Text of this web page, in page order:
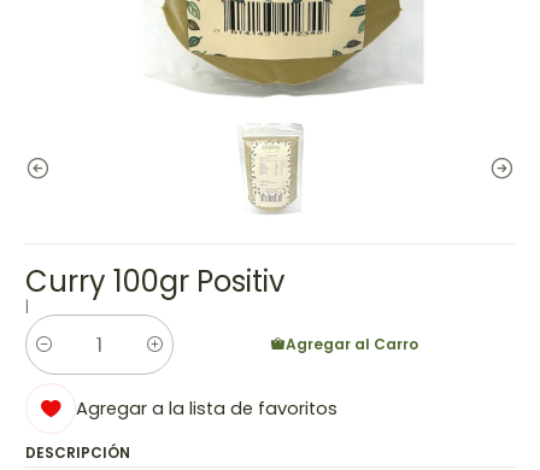
Curry 100gr Positiv
|
Cantidad
Agregar al Carro
Agregar a la lista de favoritos
DESCRIPCIÓN